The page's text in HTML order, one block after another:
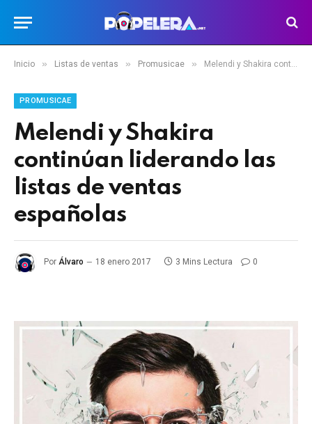
Inicio » Listas de ventas » Promusicae » Melendi y Shakira continúan liderando las listas de ventas españolas
PROMUSICAE
Melendi y Shakira
continúan liderando las
listas de ventas
españolas
Por Álvaro 18 enero 2017 3 Mins Lectura 0